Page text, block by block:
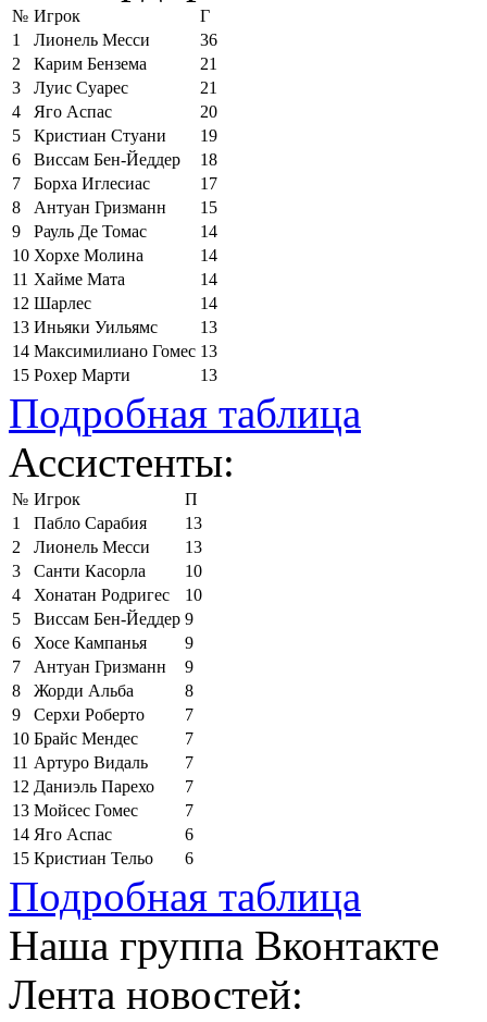
№ Игрок
Г
1
Лионель Месси
36
2
Карим Бензема
21
3
Луис Суарес
21
4
Яго Аспас
20
5
Кристиан Стуани
19
6
Виссам Бен-Йеддер
18
7
Борха Иглесиас
17
8
Антуан Гризманн
15
9
Рауль Де Томас
14
10 Хорхе Молина
14
11 Хайме Мата
14
12 Шарлес
14
13 Иньяки Уильямс
13
14 Максимилиано Гомес 13
15 Рохер Марти 13
Подробная таблица
Ассистенты:
№ Игрок
П
1
Пабло Сарабия
13
2
Лионель Месси
13
3
Санти Касорла
10
4
Хонатан Родригес
10
5
Виссам Бен-Йеддер 9
6
Хосе Кампанья
9
7
Антуан Гризманн
9
8
Жорди Альба
8
9
Серхи Роберто
7
10 Брайс Мендес
7
11 Артуро Видаль
7
12 Даниэль Парехо
7
13 Мойсес Гомес
7
14 Яго Аспас
6
15 Кристиан Тельо 6
Подробная таблица
Наша группа Вконтакте
Лента новостей: